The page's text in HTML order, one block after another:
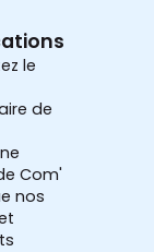
le
de
Com'
nos